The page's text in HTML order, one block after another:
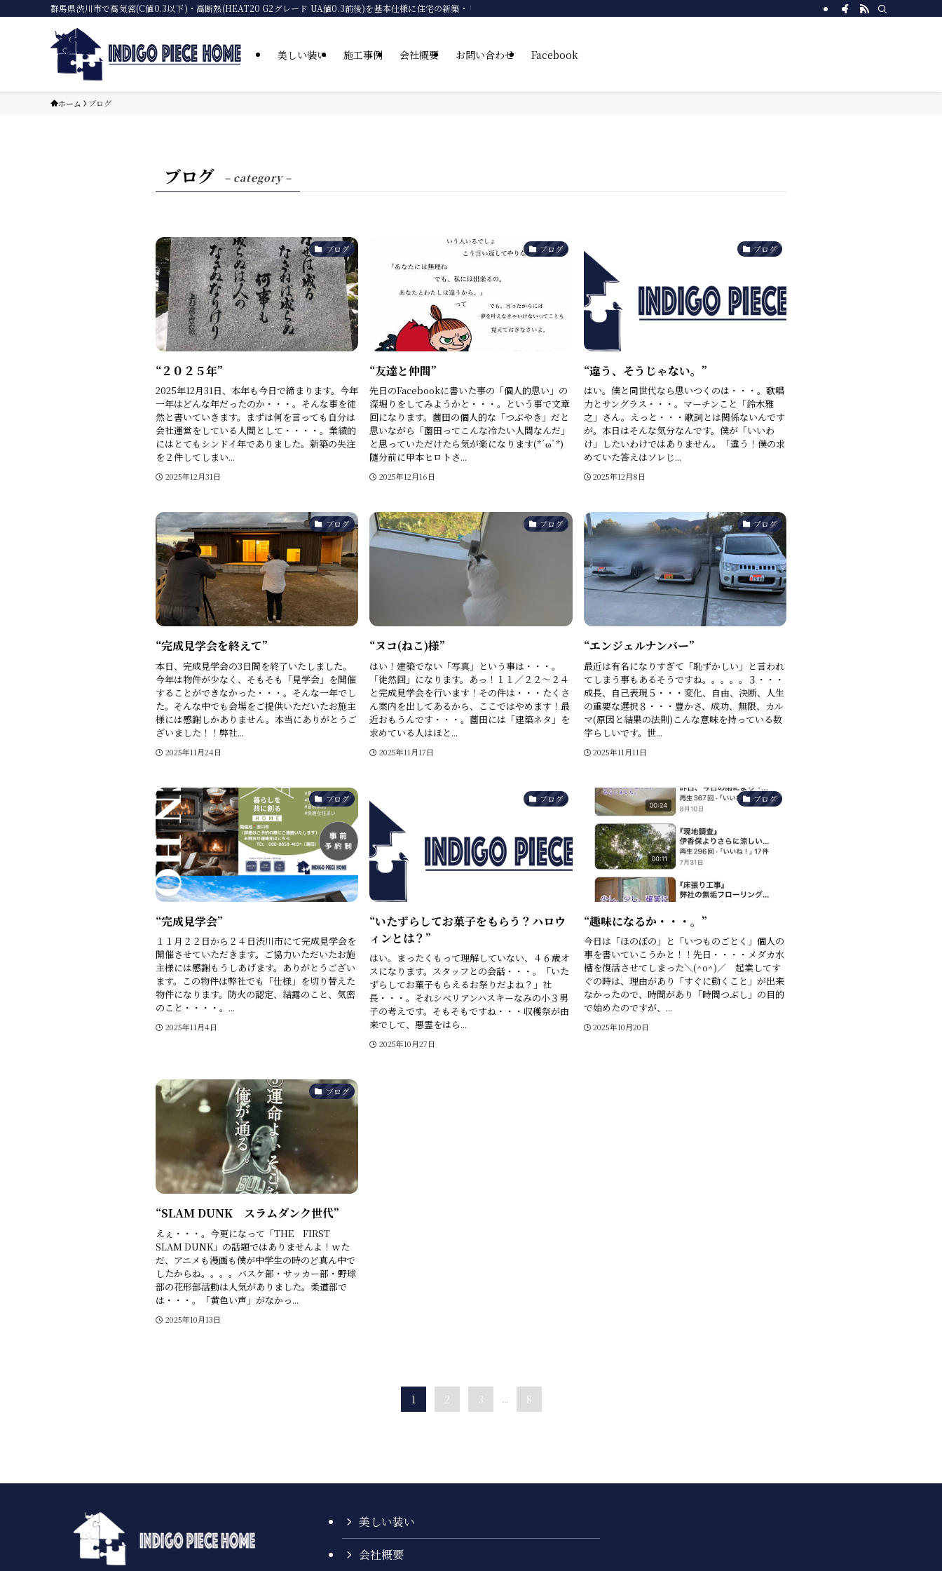
群馬県渋川市で高気密(C値0.3以下)・高断熱(HEAT20 G2グレード UA値0.3前後)を基本仕様に住宅の新築・リフォーム・リノベーションを自社設計にて行う工務店です。(前橋市・高崎市・伊勢崎市・みどり市・太田市・桐生市・
美しい装い 施工事例 会社概要 お問い合わせ Facebook
ホーム ブログ
ブログ – category –
ブログ
“２０２５年”
2025年12月31日、本年も今日で締まります。今年
一年はどんな年だったのか・・・。そんな事を徒
然と書いていきます。まずは何を言っても自分は
会社運営をしている人間として・・・・。業績的
にはとてもシンドイ年でありました。新築の失注
を２件してしまい...
2025年12月31日
ブログ
“友達と仲間”
先日のFacebookに書いた事の「個人的思い」の
深堀りをしてみようかと・・・。という事で文章
回になります。薗田の個人的な「つぶやき」だと
思いながら「薗田ってこんな冷たい人間なんだ」
と思っていただけたら気が楽になります(*´ω`*)
随分前に甲本ヒロトさ...
2025年12月16日
ブログ
“違う、そうじゃない。”
はい。僕と同世代なら思いつくのは・・・。歌唱
力とサングラス・・・。マーチンこと「鈴木雅
之」さん。えっと・・・歌詞とは関係ないんです
が。本日はそんな気分なんです。僕が「いいわ
け」したいわけではありません。「違う！僕の求
めていた答えはソレじ...
2025年12月8日
ブログ
“完成見学会を終えて”
本日、完成見学会の3日間を終了いたしました。
今年は物件が少なく、そもそも「見学会」を開催
することができなかった・・・。そんな一年でし
た。そんな中でも会場をご提供いただいたお施主
様には感謝しかありません。本当にありがとうご
ざいました！！弊社...
2025年11月24日
ブログ
“ヌコ(ねこ)様”
はい！建築でない「写真」という事は・・・。
「徒然回」になります。あっ！１１／２２～２４
と完成見学会を行います！その件は・・・たくさ
ん案内を出してあるから、ここではやめます！最
近おもうんです・・・。薗田には「建築ネタ」を
求めている人はほと...
2025年11月17日
ブログ
“エンジェルナンバー”
最近は有名になりすぎて「恥ずかしい」と言われ
てしまう事もあるそうですね。。。。。３・・・
成長、自己表現５・・・変化、自由、決断、人生
の重要な選択８・・・豊かさ、成功、無限、カル
マ(原因と結果の法則)こんな意味を持っている数
字らしいです。世...
2025年11月11日
ブログ
“完成見学会”
１１月２２日から２４日渋川市にて完成見学会を
開催させていただきます。ご協力いただいたお施
主様には感謝もうしあげます。ありがとうござい
ます。この物件は弊社でも「仕様」を切り替えた
物件になります。防火の認定、結露のこと、気密
のこと・・・・。...
2025年11月4日
ブログ
“いたずらしてお菓子をもらう？ハロウ
ィンとは？”
はい。まったくもって理解していない、４６歳オ
スになります。スタッフとの会話・・・。「いた
ずらしてお菓子もらえるお祭りだよね？」社
長・・・。それシベリアンハスキーなみの小３男
子の考えです。そもそもですね・・・収穫祭が由
来でして、悪霊をはら...
2025年10月27日
ブログ
“趣味になるか・・・。”
今日は「ほのぼの」と「いつものごとく」個人の
事を書いていこうかと！！先日・・・・メダカ水
槽を復活させてしまった＼(^o^)／ 起業してす
ぐの時は、理由があり「すぐに動くこと」が出来
なかったので、時間があり「時間つぶし」の目的
で始めたのですが、...
2025年10月20日
ブログ
“SLAM DUNK スラムダンク世代”
えぇ・・・。今更になって「THE FIRST
SLAM DUNK」の話題ではありませんよ！ｗた
だ、アニメも漫画も僕が中学生の時のど真ん中で
したからね。。。。バスケ部・サッカー部・野球
部の花形部活動は人気がありました。柔道部で
は・・・。「黄色い声」がなかっ...
2025年10月13日
1 2 3 ... 8
美しい装い
会社概要